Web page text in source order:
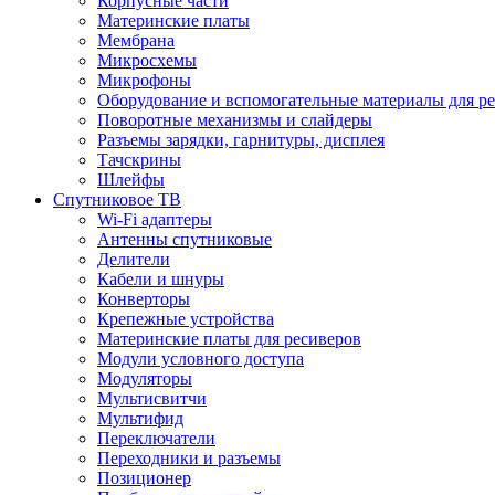
Материнские платы
Мембрана
Микросхемы
Микрофоны
Оборудование и вспомогательные материалы для
Поворотные механизмы и слайдеры
Разъемы зарядки, гарнитуры, дисплея
Тачскрины
Шлейфы
Спутниковое ТВ
Wi-Fi адаптеры
Антенны спутниковые
Делители
Кабели и шнуры
Конверторы
Крепежные устройства
Материнские платы для ресиверов
Модули условного доступа
Модуляторы
Мультисвитчи
Мультифид
Переключатели
Переходники и разъемы
Позиционер